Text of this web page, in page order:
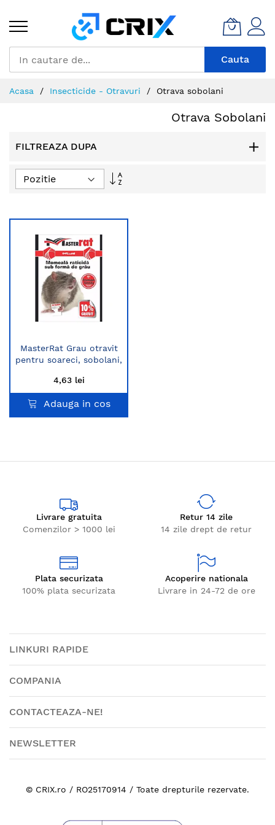
Continut
Cauta
Acasa Insecticide - Otravuri Otrava sobolani
Otrava Sobolani
FILTREAZA DUPA
Setati
MasterRat Grau otravit
pentru soareci, sobolani,
4,63 lei
Adauga in cos
Livrare gratuita
Comenzilor > 1000 lei
Retur 14 zile
14 zile drept de retur
Plata securizata
100% plata securizata
Acoperire nationala
Livrare in 24-72 de ore
LINKURI RAPIDE
COMPANIA
CONTACTEAZA-NE!
NEWSLETTER
© CRIX.ro / RO25170914 / Toate drepturile rezervate.